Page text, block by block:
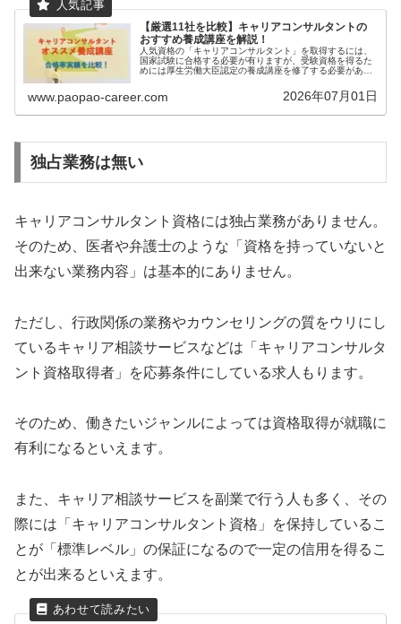
【厳選11社を比較】キャリアコンサルタントの
おすすめ養成講座を解説！
人気資格の「キャリアコンサルタント」を取得するには、
国家試験に合格する必要が有りますが、受験資格を得るた
めには厚生労働大臣認定の養成講座を修了する必要があり
事では、わたしが特におすすめする...
www.paopao-career.com 2026年07月01日
独占業務は無い
キャリアコンサルタント資格には独占業務がありません。
そのため、医者や弁護士のような「資格を持っていないと
出来ない業務内容」は基本的にありません。
ただし、行政関係の業務やカウンセリングの質をウリにし
ているキャリア相談サービスなどは「キャリアコンサルタ
ント資格取得者」を応募条件にしている求人もります。
そのため、働きたいジャンルによっては資格取得が就職に
有利になるといえます。
また、キャリア相談サービスを副業で行う人も多く、その
際には「キャリアコンサルタント資格」を保持しているこ
とが「標準レベル」の保証になるので一定の信用を得るこ
とが出来るといえます。